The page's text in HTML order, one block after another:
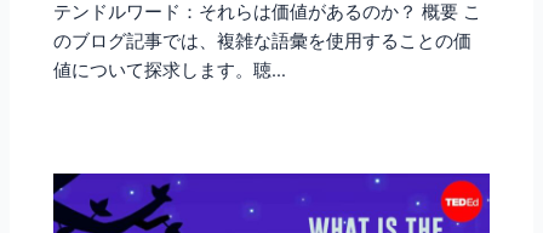
テンドルワード：それらは価値があるのか？ 概要 こ
のブログ記事では、複雑な語彙を使用することの価
値について探求します。聴…